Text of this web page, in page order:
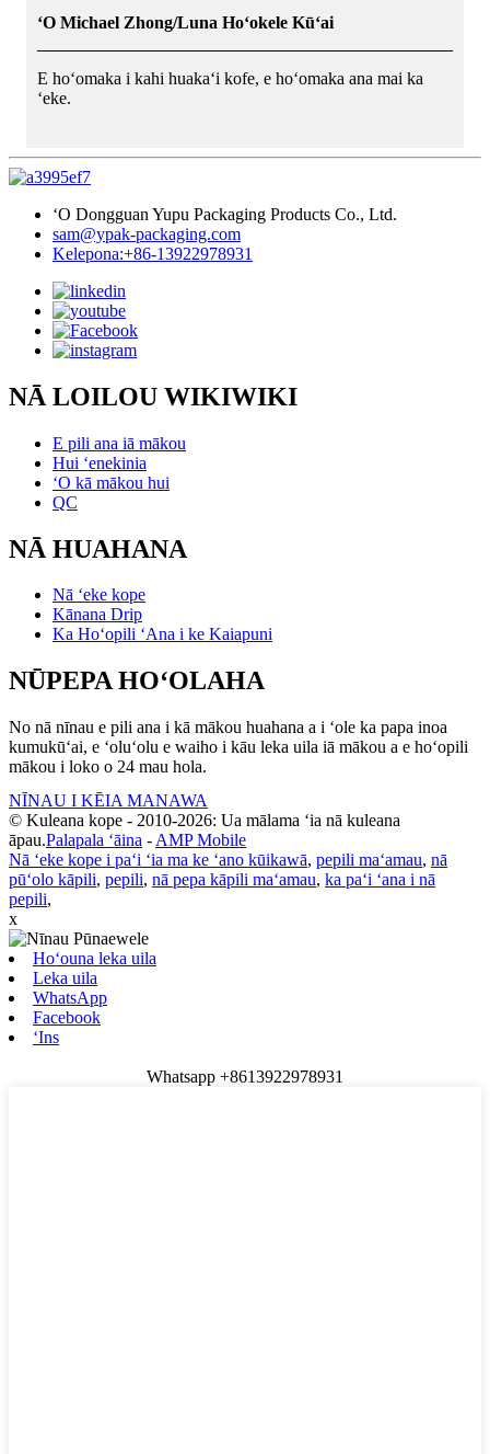
ʻO Michael Zhong/Luna Hoʻokele Kūʻai
E hoʻomaka i kahi huakaʻi kofe, e hoʻomaka ana mai ka
ʻeke.
ʻO Dongguan Yupu Packaging Products Co., Ltd.
sam@ypak-packaging.com
Kelepona:+86-13922978931
NĀ LOILOU WIKIWIKI
E pili ana iā mākou
Hui ʻenekinia
ʻO kā mākou hui
QC
NĀ HUAHANA
Nā ʻeke kope
Kānana Drip
Ka Hoʻopili ʻAna i ke Kaiapuni
NŪPEPA HOʻOLAHA
No nā nīnau e pili ana i kā mākou huahana a i ʻole ka papa inoa
kumukūʻai, e ʻoluʻolu e waiho i kāu leka uila iā mākou a e hoʻopili
mākou i loko o 24 mau hola.
NĪNAU I KĒIA MANAWA
© Kuleana kope - 2010-2026: Ua mālama ʻia nā kuleana
āpau.Palapala ʻāina - AMP Mobile
Nā ʻeke kope i paʻi ʻia ma ke ʻano kūikawā, pepili maʻamau, nā
pūʻolo kāpili, pepili, nā pepa kāpili maʻamau, ka paʻi ʻana i nā
pepili,
x
Hoʻouna leka uila
Leka uila
WhatsApp
Facebook
ʻIns
Whatsapp +8613922978931